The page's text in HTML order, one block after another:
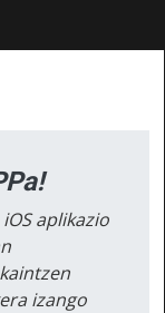
aplikazio
izango